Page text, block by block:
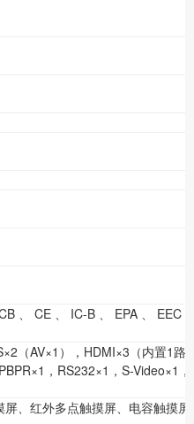
、 CE 、 IC-B 、 EPA 、 EEC
（AV×1），HDMI×3（内置1路)
，RS232×1，S-Video×1，
、红外多点触摸屏、电容触摸屏